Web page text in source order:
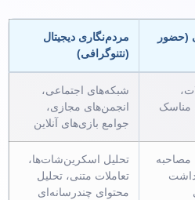
(حضور
مردم‌نگاری دیجیتال
(نتنوگرافی)
مناسک
شبکه‌های اجتماعی،
انجمن‌های مجازی،
جوامع بازی‌های آنلاین
مصاحبه
تحلیل اسکرین‌شات‌ها،
تعاملات متنی، تحلیل
محتوای چندرسانه‌ای